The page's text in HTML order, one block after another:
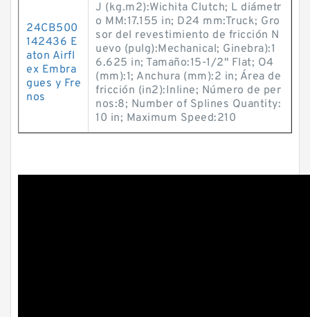
24CB500
142436 E
aton Airfl
ex Embra
gues y Fre
nos
J (kg.m2):Wichita Clutch; L diámetr
o MM:17.155 in; D24 mm:Truck; Gro
sor del revestimiento de fricción N
uevo (pulg):Mechanical; Ginebra):1
6.625 in; Tamaño:15-1/2" Flat; O4
(mm):1; Anchura (mm):2 in; Área de
fricción (in2):Inline; Número de per
nos:8; Number of Splines Quantity:
10 in; Maximum Speed:210